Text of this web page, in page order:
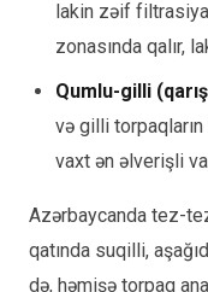
lakin zəif
zonasında qalır,
Qumlu-gilli
və gilli
vaxt ən əlverişli
Azərbaycanda tez-
qatında suqilli,
də, həmişə torpaq